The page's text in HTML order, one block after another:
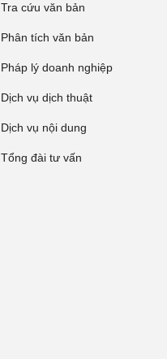
Tra cứu văn bản
Phân tích văn bản
Pháp lý doanh nghiệp
Dịch vụ dịch thuật
Dịch vụ nội dung
Tổng đài tư vấn